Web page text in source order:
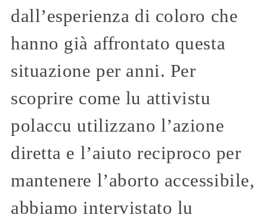
dall’esperienza di coloro che
hanno già affrontato questa
situazione per anni. Per
scoprire come lu attivistu
polaccu utilizzano l’azione
diretta e l’aiuto reciproco per
mantenere l’aborto accessibile,
abbiamo intervistato lu